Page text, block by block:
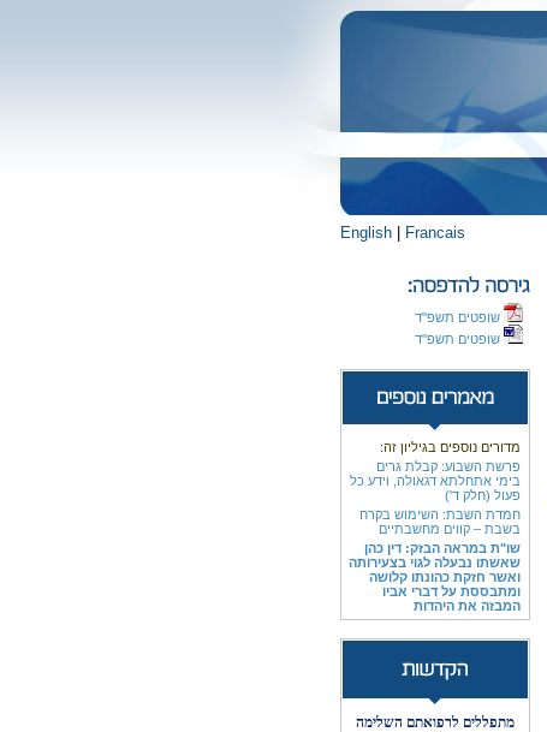
English Francais
שופטים תשפ"ד
שופטים תשפ"ד
מדורים נוספים בגיליון זה:
פרשת השבוע: קבלת גרים
בימי אתחלתא דגאולה, וידע כל
פעול (חלק ד')
חמדת השבת: השימוש בקרח
בשבת – קווים מחשבתיים
שו"ת במראה הבזק: דין כהן
שאשתו נבעלה לגוי בצעירותה
ואשר חזקת כהונתו קלושה
ומתבססת על דברי אביו
המבזה את היהדות
מתפללים לרפואתם השלימה